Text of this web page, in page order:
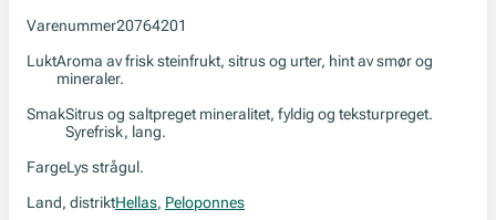
Varenummer20764201
LuktAroma av frisk steinfrukt, sitrus og urter, hint av smør og
mineraler.
SmakSitrus og saltpreget mineralitet, fyldig og teksturpreget.
Syrefrisk, lang.
FargeLys strågul.
Land, distriktHellas, Peloponnes